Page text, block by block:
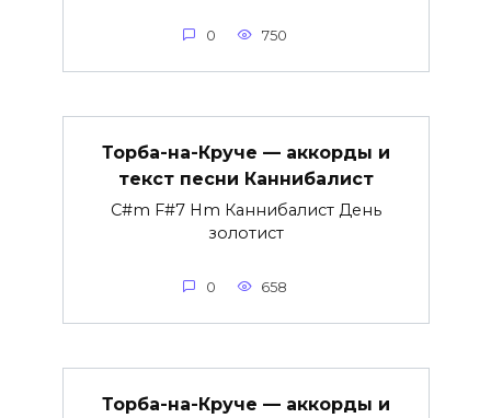
0 750
Торба-на-Круче — аккорды и
текст песни Каннибалист
C#m F#7 Hm Каннибалист День
золотист
0 658
Торба-на-Круче — аккорды и